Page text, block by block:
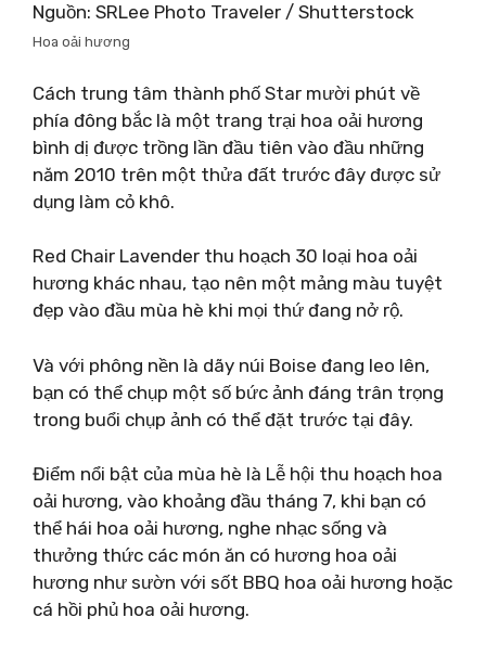
Nguồn: SRLee Photo Traveler / Shutterstock
Hoa oải hương
Cách trung tâm thành phố Star mười phút về
phía đông bắc là một trang trại hoa oải hương
bình dị được trồng lần đầu tiên vào đầu những
năm 2010 trên một thửa đất trước đây được sử
dụng làm cỏ khô.
Red Chair Lavender thu hoạch 30 loại hoa oải
hương khác nhau, tạo nên một mảng màu tuyệt
đẹp vào đầu mùa hè khi mọi thứ đang nở rộ.
Và với phông nền là dãy núi Boise đang leo lên,
bạn có thể chụp một số bức ảnh đáng trân trọng
trong buổi chụp ảnh có thể đặt trước tại đây.
Điểm nổi bật của mùa hè là Lễ hội thu hoạch hoa
oải hương, vào khoảng đầu tháng 7, khi bạn có
thể hái hoa oải hương, nghe nhạc sống và
thưởng thức các món ăn có hương hoa oải
hương như sườn với sốt BBQ hoa oải hương hoặc
cá hồi phủ hoa oải hương.